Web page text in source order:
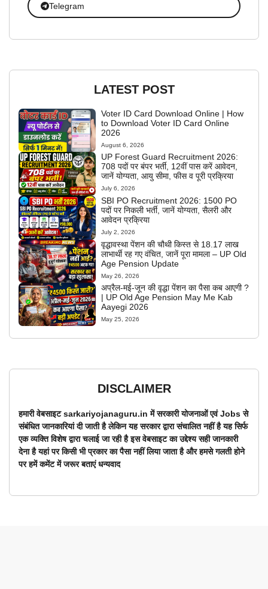
Telegram
LATEST POST
Voter ID Card Download Online | How
to Download Voter ID Card Online
2026
August 6, 2026
UP Forest Guard Recruitment 2026:
708 पदों पर बंपर भर्ती, 12वीं पास करें आवेदन,
जानें योग्यता, आयु सीमा, फीस व पूरी प्रक्रिया
July 6, 2026
SBI PO Recruitment 2026: 1500 PO
पदों पर निकली भर्ती, जानें योग्यता, सैलरी और
आवेदन प्रक्रिया
July 2, 2026
वृद्धावस्था पेंशन की चौथी किस्त से 18.17 लाख
लाभार्थी रह गए वंचित, जानें पूरा मामला – UP Old
Age Pension Update
May 26, 2026
अप्रैल-मई-जून की वृद्धा पेंशन का पैसा कब आएगी ?
| UP Old Age Pension May Me Kab
Aayegi 2026
May 25, 2026
DISCLAIMER
हमारी वेबसाइट sarkariyojanaguru.in में सरकारी योजनाओं एवं Jobs से
संबंधित जानकारियां दी जाती है लेकिन यह सरकार द्वारा संचालित नहीं है यह सिर्फ
एक व्यक्ति विशेष द्वारा चलाई जा रही है इस वेबसाइट का उद्देश्य सही जानकारी
देना है यहां पर किसी भी प्रकार का पैसा नहीं लिया जाता है और हमसे गलती होने
पर हमें कमेंट में जरूर बताएं धन्यवाद